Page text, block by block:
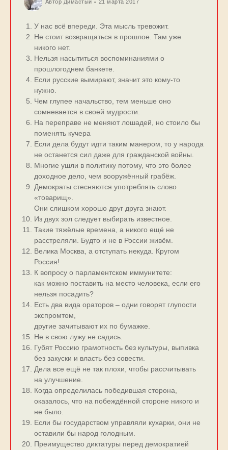
Автор Димастый 21 марта 2017
У нас всё впереди. Эта мысль тревожит.
Не стоит возвращаться в прошлое. Там уже
никого нет.
Нельзя насытиться воспоминаниями о
прошлогоднем банкете.
Если русские вымирают, значит это кому-то
нужно.
Чем глупее начальство, тем меньше оно
сомневается в своей мудрости.
Hа переправе не меняют лошадей, но стоило бы
поменять кучера
Если дела будут идти таким манером, то у народа
не останется сил даже для гражданской войны.
Многие ушли в политику потому, что это более
доходное дело, чем вооружённый грабёж.
Демократы стесняются употреблять слово
«товарищ».
Они слишком хорошо друг друга знают.
Из двух зол следует выбирать известное.
Такие тяжёлые времена, а никого ещё не
расстреляли. Будто и не в России живём.
Велика Москва, а отступать некуда. Кругом
Россия!
К вопросу о парламентском иммунитете:
как можно поставить на место человека, если его
нельзя посадить?
Есть два вида ораторов – одни говорят глупости
экспромтом,
другие зачитывают их по бумажке.
Не в свою лужу не садись.
Губят Россию грамотность без культуры, выпивка
без закуски и власть без совести.
Дела все ещё не так плохи, чтобы рассчитывать
на улучшение.
Когда определилась победившая сторона,
оказалось, что на побеждённой стороне никого и
не было.
Если бы государством управляли кухарки, они не
оставили бы народ голодным.
Преимущество диктатуры перед демократией